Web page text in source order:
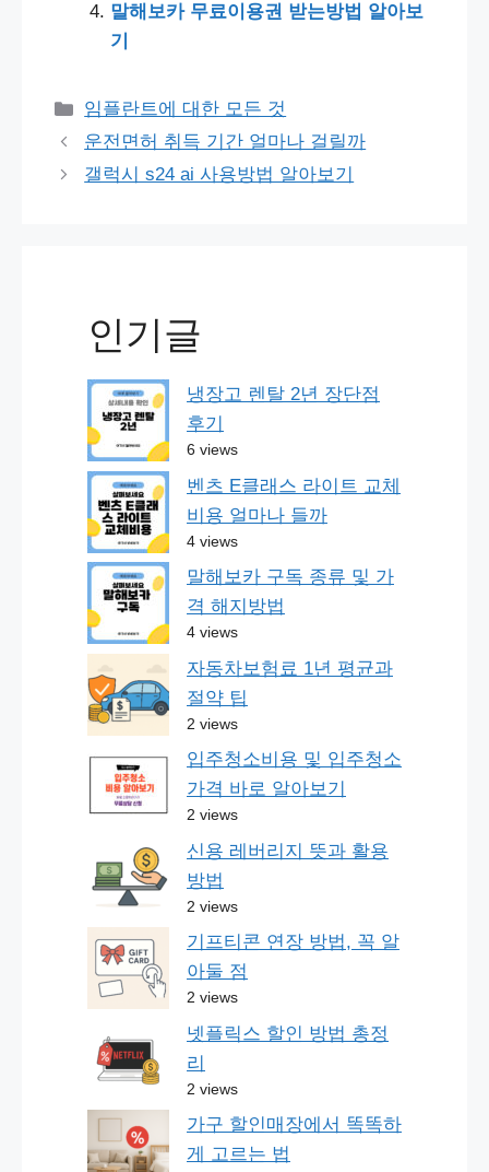
말해보카 무료이용권 받는방법 알아보
기
Categories
임플란트에 대한 모든 것
Post
navigation
운전면허 취득 기간 얼마나 걸릴까
갤럭시 s24 ai 사용방법 알아보기
인기글
냉장고 렌탈 2년 장단점
후기
6 views
벤츠 E클래스 라이트 교체
비용 얼마나 들까
4 views
말해보카 구독 종류 및 가
격 해지방법
4 views
자동차보험료 1년 평균과
절약 팁
2 views
입주청소비용 및 입주청소
가격 바로 알아보기
2 views
신용 레버리지 뜻과 활용
방법
2 views
기프티콘 연장 방법, 꼭 알
아둘 점
2 views
넷플릭스 할인 방법 총정
리
2 views
가구 할인매장에서 똑똑하
게 고르는 법